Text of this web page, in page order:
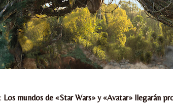
Los mundos de «Star Wars» y «Avatar» llegarán